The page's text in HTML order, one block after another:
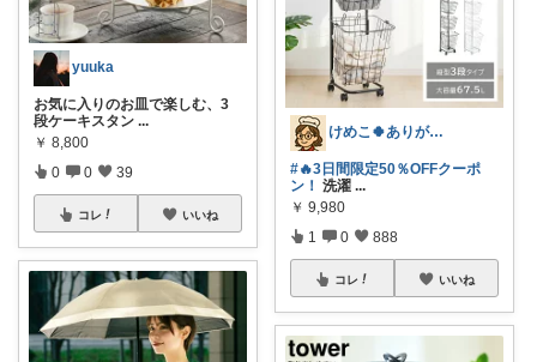
yuuka
お気に入りのお皿で楽しむ、3
段ケーキスタン ...
￥ 8,800
0 0 39
コレ いいね
けめこ🍀ありがとうございます🤭💕
#🔥3日間限定50％OFFクーポ
ン！ 洗濯 ...
￥ 9,980
1 0 888
コレ いいね